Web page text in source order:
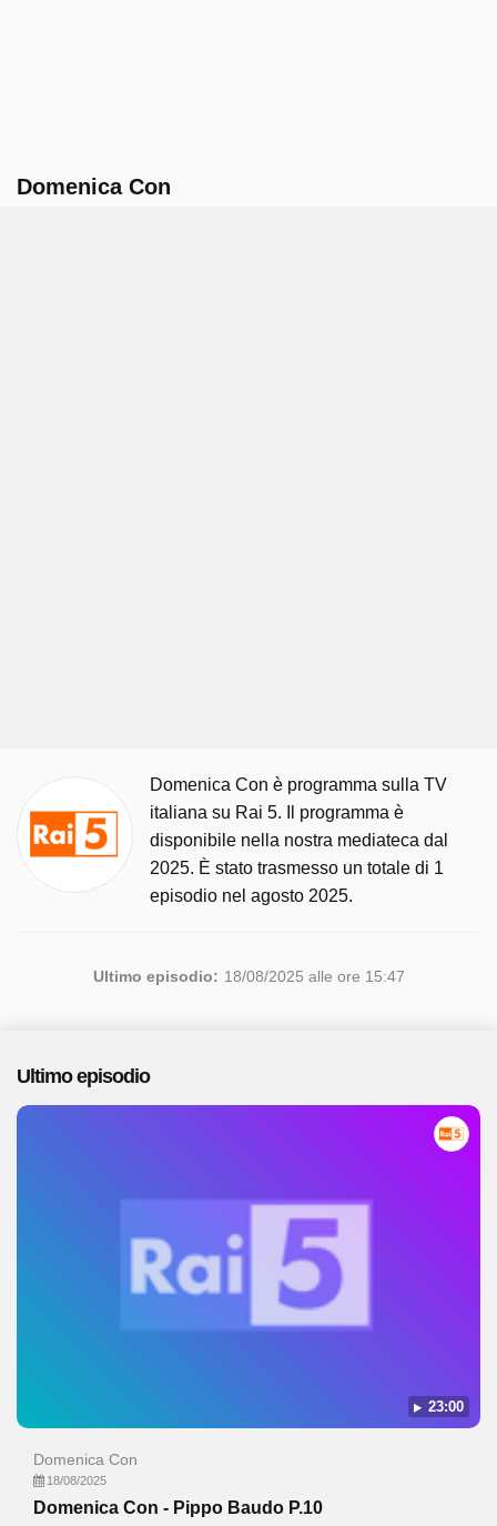
Domenica Con
Domenica Con è programma sulla TV
italiana su Rai 5. Il programma è
disponibile nella nostra mediateca dal
2025. È stato trasmesso un totale di 1
episodio nel agosto 2025.
Ultimo episodio: 18/08/2025 alle ore 15:47
Ultimo episodio
23:00
Domenica Con
18/08/2025
Domenica Con - Pippo Baudo P.10